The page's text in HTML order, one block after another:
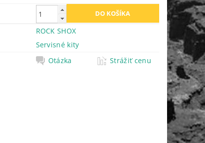
ROCK SHOX
Servisné kity
Otázka Strážiť cenu